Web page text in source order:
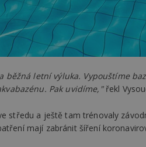
běžná letní výluka. Vypouštíme
Pak uvidíme,"řekl
středu a ještě tam trénovaly
mají zabránit šíření